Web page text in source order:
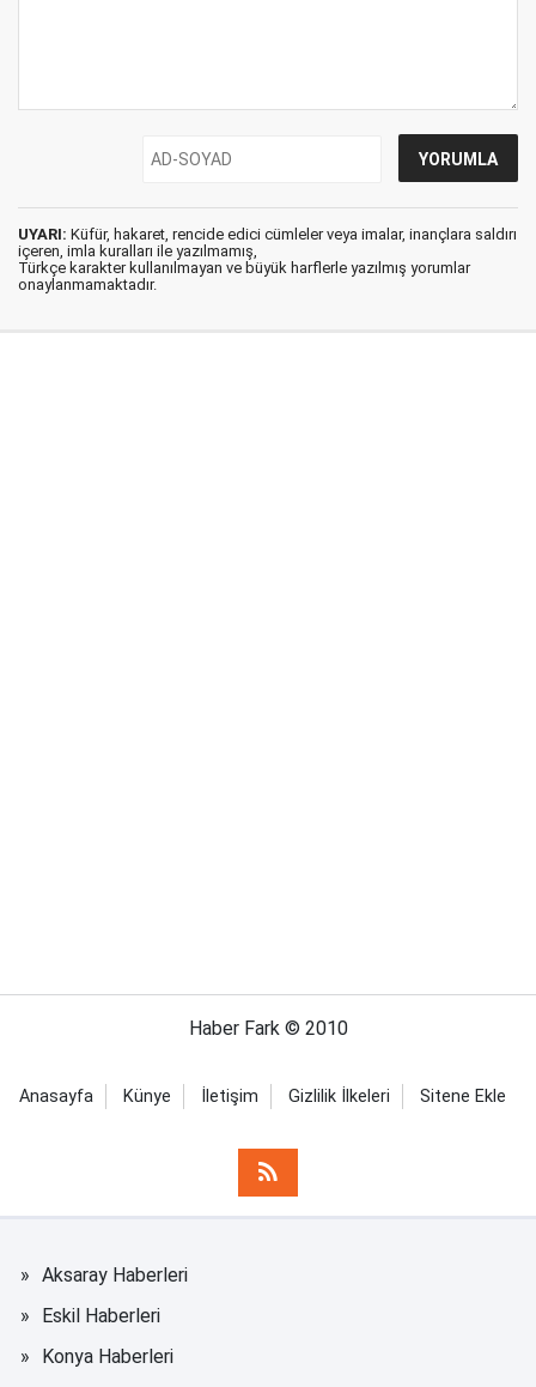
UYARI: Küfür, hakaret, rencide edici cümleler veya imalar, inançlara saldırı
içeren, imla kuralları ile yazılmamış,
Türkçe karakter kullanılmayan ve büyük harflerle yazılmış yorumlar
onaylanmamaktadır.
Haber Fark © 2010
Anasayfa Künye İletişim Gizlilik İlkeleri Sitene Ekle
Aksaray Haberleri
Eskil Haberleri
Konya Haberleri